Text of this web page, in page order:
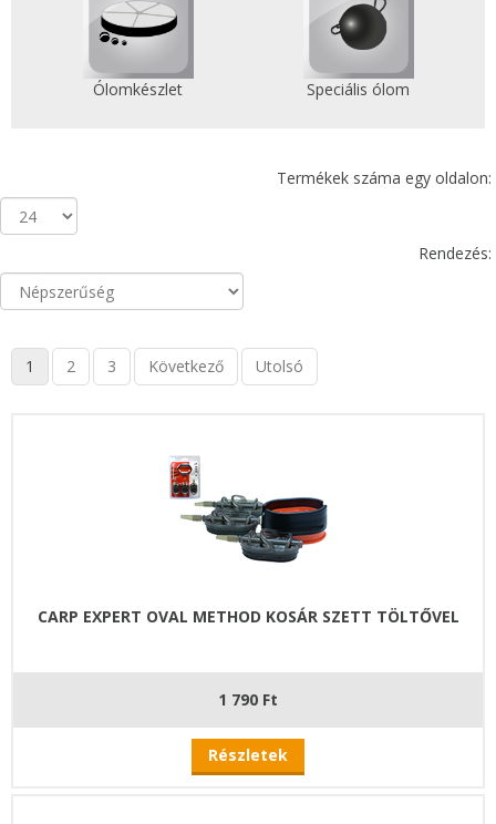
Ólomkészlet Speciális ólom
Termékek száma egy oldalon:
Rendezés:
1 2 3 Következő Utolsó
CARP EXPERT OVAL METHOD KOSÁR SZETT TÖLTŐVEL
1 790 Ft
Részletek